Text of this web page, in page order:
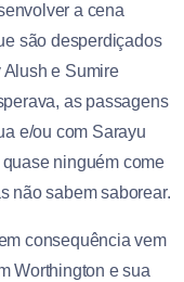
a cena
são desperdiçados
Alush e Sumire
as passagens
e/ou com Sarayu
ninguém come
não sabem saborear.
consequência vem
Worthington e sua